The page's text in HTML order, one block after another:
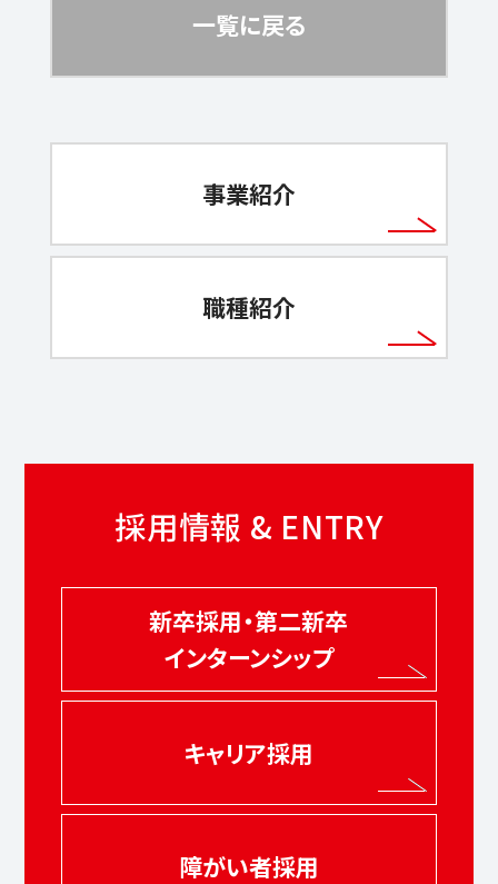
一覧に戻る
事業紹介
職種紹介
採用情報 & ENTRY
新卒採用・第二新卒
インターンシップ
キャリア採用
障がい者採用